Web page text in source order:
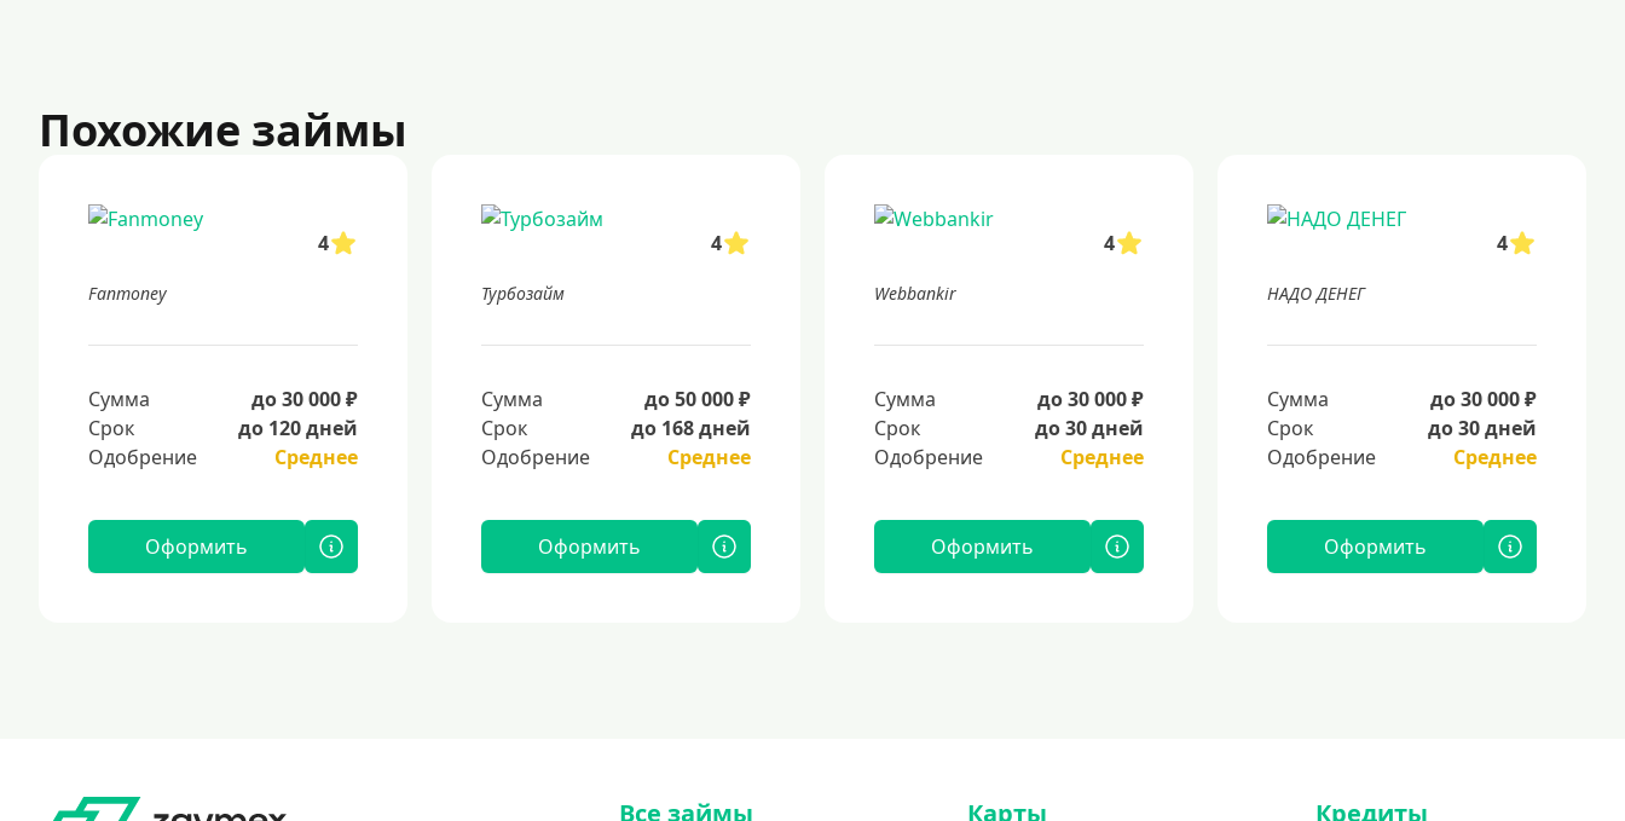
Похожие займы
4
Fanmoney
Сумма
до 30 000 ₽
Срок
до 120 дней
Одобрение
Среднее
Оформить
4
Турбозайм
Сумма
до 50 000 ₽
Срок
до 168 дней
Одобрение
Среднее
Оформить
4
Webbankir
Сумма
до 30 000 ₽
Срок
до 30 дней
Одобрение
Среднее
Оформить
4
НАДО ДЕНЕГ
Сумма
до 30 000 ₽
Срок
до 30 дней
Одобрение
Среднее
Оформить
Все займы Карты Кредиты